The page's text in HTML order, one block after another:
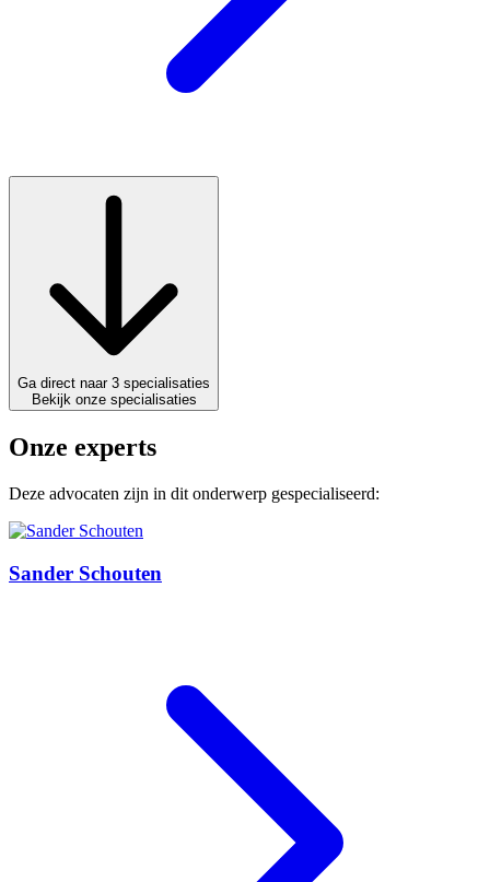
Ga direct naar 3 specialisaties
Bekijk onze specialisaties
Onze experts
Deze advocaten zijn in dit onderwerp gespecialiseerd:
Sander Schouten